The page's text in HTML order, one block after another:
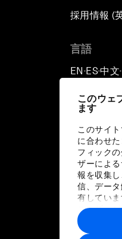
このウェ
ます
このサイ
に合わせ
フィック
ザーによ
報を収集
信、デー
有していま
ユーザー
報や各パー
に収集さ
採用情報 (
言語
EN ▪ ES▪中文▪